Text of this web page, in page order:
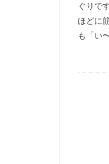
ぐりで
ほどに
も「い